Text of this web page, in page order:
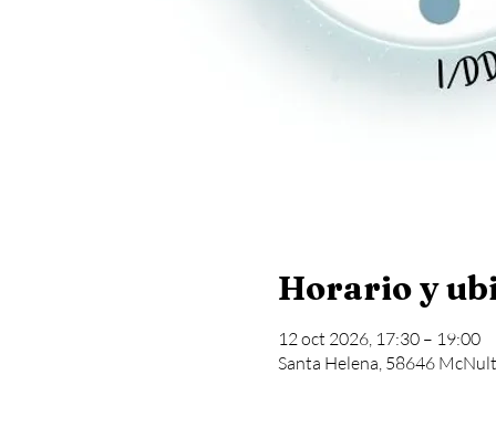
Horario y
12 oct 2026, 17:30 – 19:00
Santa Helena, 58646